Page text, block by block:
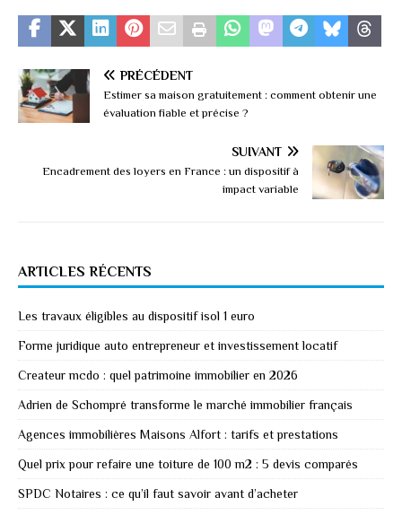
PRÉCÉDENT
Estimer sa maison gratuitement : comment obtenir une
évaluation fiable et précise ?
SUIVANT
Encadrement des loyers en France : un dispositif à
impact variable
ARTICLES RÉCENTS
Les travaux éligibles au dispositif isol 1 euro
Forme juridique auto entrepreneur et investissement locatif
Createur mcdo : quel patrimoine immobilier en 2026
Adrien de Schompré transforme le marché immobilier français
Agences immobilières Maisons Alfort : tarifs et prestations
Quel prix pour refaire une toiture de 100 m2 : 5 devis comparés
SPDC Notaires : ce qu’il faut savoir avant d’acheter